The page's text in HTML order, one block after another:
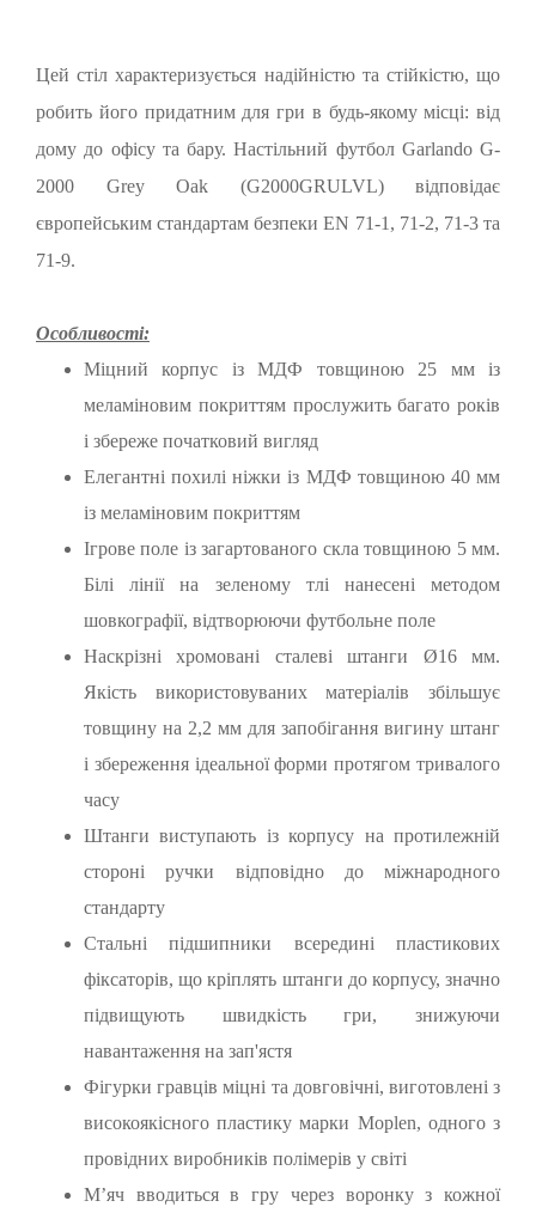
Цей стіл характеризується надійністю та стійкістю, що
робить його придатним для гри в будь-якому місці: від
дому до офісу та бару. Настільний футбол Garlando G-
2000 Grey Oak (G2000GRULVL) відповідає
європейським стандартам безпеки EN 71-1, 71-2, 71-3 та
71-9.
Особливості:
Міцний корпус із МДФ товщиною 25 мм із
меламіновим покриттям прослужить багато років
і збереже початковий вигляд
Елегантні похилі ніжки із МДФ товщиною 40 мм
із меламіновим покриттям
Ігрове поле із загартованого скла товщиною 5 мм.
Білі лінії на зеленому тлі нанесені методом
шовкографії, відтворюючи футбольне поле
Наскрізні хромовані сталеві штанги Ø16 мм.
Якість використовуваних матеріалів збільшує
товщину на 2,2 мм для запобігання вигину штанг
і збереження ідеальної форми протягом тривалого
часу
Штанги виступають із корпусу на протилежній
стороні ручки відповідно до міжнародного
стандарту
Стальні підшипники всередині пластикових
фіксаторів, що кріплять штанги до корпусу, значно
підвищують швидкість гри, знижуючи
навантаження на зап'ястя
Фігурки гравців міцні та довговічні, виготовлені з
високоякісного пластику марки Moplen, одного з
провідних виробників полімерів у світі
Мʼяч вводиться в гру через воронку з кожної